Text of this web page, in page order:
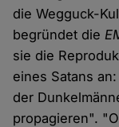
die Wegguck-
begründet die
sie die
eines Satans
der
propagieren".